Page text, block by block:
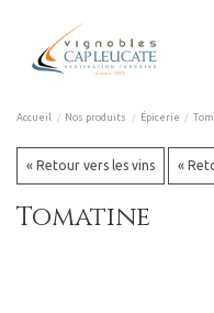
Accueil Nos produits Épicerie
« Retour vers les vins «
Tomatine